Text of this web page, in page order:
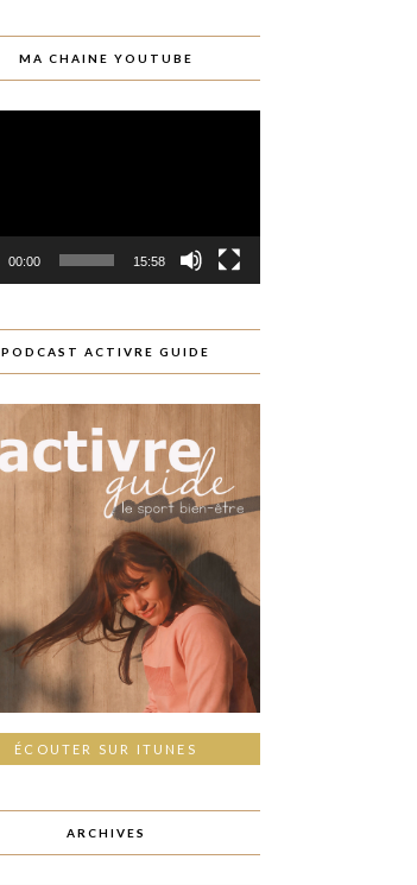
MA CHAINE YOUTUBE
00:00 15:58
PODCAST ACTIVRE GUIDE
ÉCOUTER SUR ITUNES
ARCHIVES